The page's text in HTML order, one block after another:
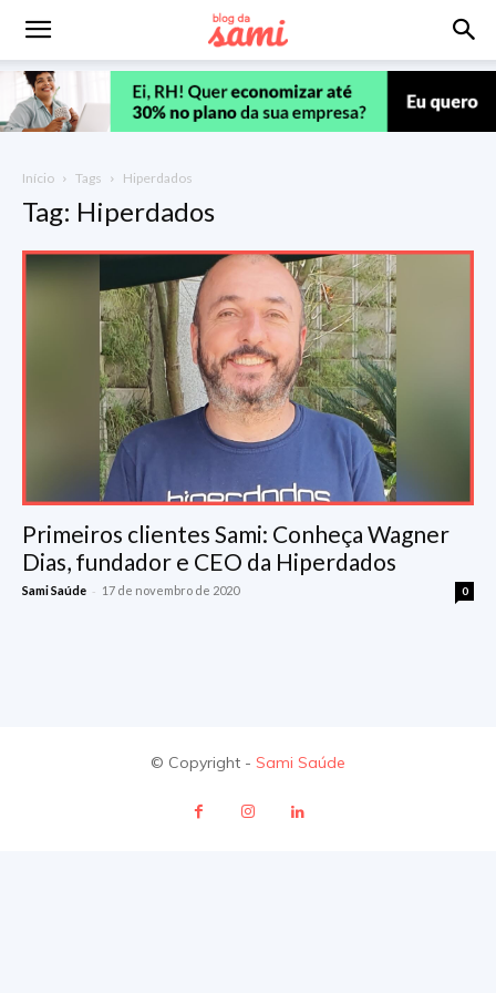
Início Tags Hiperdados
Tag: Hiperdados
Primeiros clientes Sami: Conheça Wagner
Dias, fundador e CEO da Hiperdados
Sami Saúde - 17 de novembro de 2020 0
© Copyright - Sami Saúde